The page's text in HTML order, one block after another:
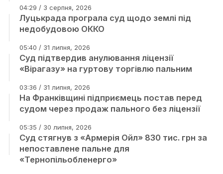
04:29 / 3 серпня, 2026
Луцькрада програла суд щодо землі під
недобудовою ОККО
05:40 / 31 липня, 2026
Суд підтвердив анулювання ліцензії
«Вірагазу» на гуртову торгівлю пальним
03:36 / 31 липня, 2026
На Франківщині підприємець постав перед
судом через продаж пального без ліцензії
05:35 / 30 липня, 2026
Суд стягнув з «Армерія Ойл» 830 тис. грн за
непоставлене пальне для
«Тернопільобленерго»